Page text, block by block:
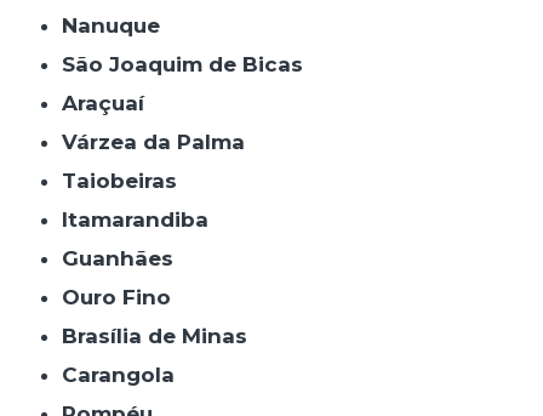
Nanuque
São Joaquim de Bicas
Araçuaí
Várzea da Palma
Taiobeiras
Itamarandiba
Guanhães
Ouro Fino
Brasília de Minas
Carangola